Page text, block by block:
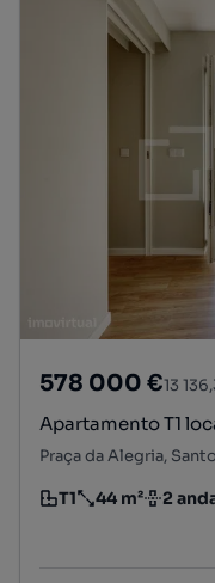
578 000 €13
Apartamento T1
Praça da Alegria,
Tipologia
T1
Preço por metro
44 m²
Andar 2